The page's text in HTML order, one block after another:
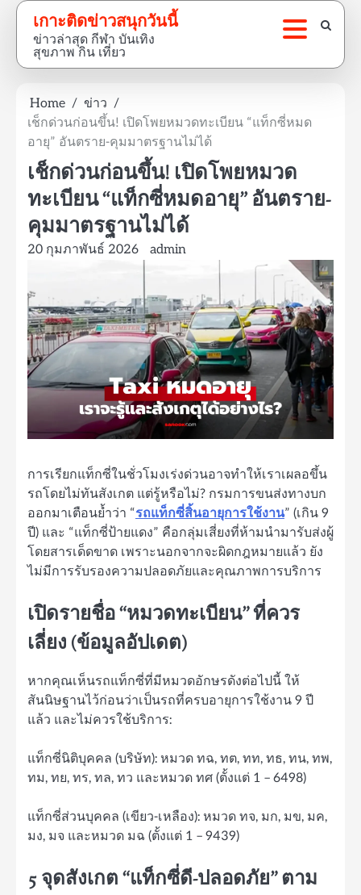
Skip
content
เกาะติดข่าวสนุกวันนี้
ข่าวล่าสุด กีฬา บันเทิง
สุขภาพ กิน เที่ยว
Home
ข่าว
เช็กด่วนก่อนขึ้น! เปิดโพยหมวดทะเบียน “แท็กซี่หมด
อายุ” อันตราย-คุมมาตรฐานไม่ได้
เช็กด่วนก่อนขึ้น! เปิดโพยหมวด
ทะเบียน “แท็กซี่หมดอายุ” อันตราย-
คุมมาตรฐานไม่ได้
20 กุมภาพันธ์ 2026 admin
การเรียกแท็กซี่ในชั่วโมงเร่งด่วนอาจทำให้เราเผลอขึ้น
รถโดยไม่ทันสังเกต แต่รู้หรือไม่? กรมการขนส่งทางบก
ออกมาเตือนย้ำว่า “รถแท็กซี่สิ้นอายุการใช้งาน” (เกิน 9
ปี) และ “แท็กซี่ป้ายแดง” คือกลุ่มเสี่ยงที่ห้ามนำมารับส่งผู้
โดยสารเด็ดขาด เพราะนอกจากจะผิดกฎหมายแล้ว ยัง
ไม่มีการรับรองความปลอดภัยและคุณภาพการบริการ
เปิดรายชื่อ “หมวดทะเบียน” ที่ควร
เลี่ยง (ข้อมูลอัปเดต)
หากคุณเห็นรถแท็กซี่ที่มีหมวดอักษรดังต่อไปนี้ ให้
สันนิษฐานไว้ก่อนว่าเป็นรถที่ครบอายุการใช้งาน 9 ปี
แล้ว และไม่ควรใช้บริการ:
แท็กซี่นิติบุคคล (บริษัท): หมวด ทฉ, ทต, ทท, ทธ, ทน, ทพ,
ทม, ทย, ทร, ทล, ทว และหมวด ทศ (ตั้งแต่ 1 – 6498)
แท็กซี่ส่วนบุคคล (เขียว-เหลือง): หมวด ทจ, มก, มข, มค,
มง, มจ และหมวด มฉ (ตั้งแต่ 1 – 9439)
5 จุดสังเกต “แท็กซี่ดี-ปลอดภัย” ตาม